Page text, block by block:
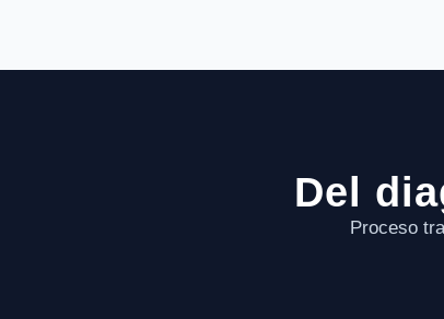
Del
Proceso